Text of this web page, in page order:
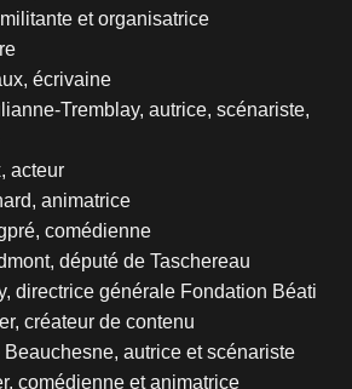
et organisatrice
écrivaine
Tremblay, autrice, scénariste,
acteur
animatrice
comédienne
député de Taschereau
directrice générale Fondation Béati
créateur de contenu
autrice et scénariste
comédienne et animatrice